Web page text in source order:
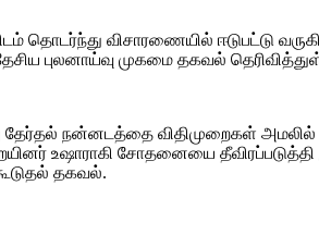
தொடர்ந்து விசாரணையில் ஈடுபட்டு
புலனாய்வு முகமை தகவல்
நன்னடத்தை விதிமுறைகள் அமலில்
உஷாராகி சோதனையை
தகவல்.